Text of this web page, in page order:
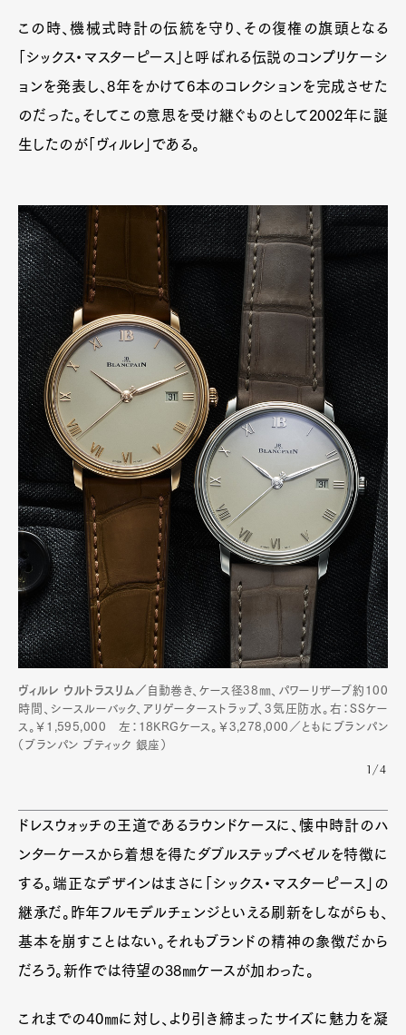
この時、機械式時計の伝統を守り、その復権の旗頭となる
「シックス・マスターピース」と呼ばれる伝説のコンプリケーシ
ョンを発表し、8年をかけて6本のコレクションを完成させた
のだった。そしてこの意思を受け継ぐものとして2002年に誕
生したのが「ヴィルレ」である。
ヴィルレ ウルトラスリム／ 自動巻き、ケース径38㎜、パワーリザーブ約100
時間、シースルーバック、アリゲーターストラップ、3気圧防水。右：SSケー
ス。￥1,595,000 左：18KRGケース。￥3,278,000／ともにブランパン
（ブランパン ブティック 銀座）
1/4
ドレスウォッチの王道であるラウンドケースに、懐中時計のハ
ンターケースから着想を得たダブルステップベゼルを特徴に
する。端正なデザインはまさに「シックス・マスターピース」の
継承だ。昨年フルモデルチェンジといえる刷新をしながらも、
基本を崩すことはない。それもブランドの精神の象徴だから
だろう。新作では待望の38㎜ケースが加わった。
これまでの40㎜に対し、より引き締まったサイズに魅力を凝